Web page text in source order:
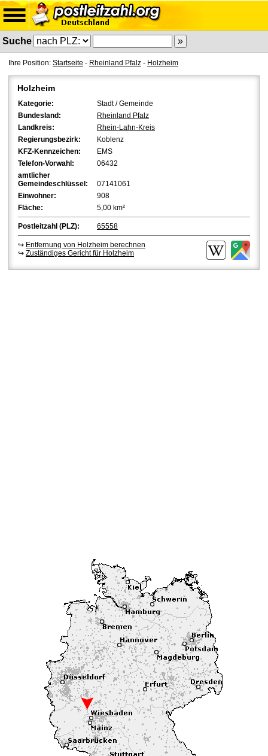
Suche
Ihre Position: Startseite - Rheinland Pfalz - Holzheim
Holzheim
Kategorie:
Stadt / Gemeinde
Bundesland:
Rheinland Pfalz
Landkreis:
Rhein-Lahn-Kreis
Regierungsbezirk:
Koblenz
KFZ-Kennzeichen:
EMS
Telefon-Vorwahl:
06432
amtlicher
Gemeindeschlüssel:
07141061
Einwohner:
908
Fläche:
5,00 km²
Postleitzahl (PLZ): 65558
↪ Entfernung von Holzheim berechnen
↪ Zuständiges Gericht für Holzheim